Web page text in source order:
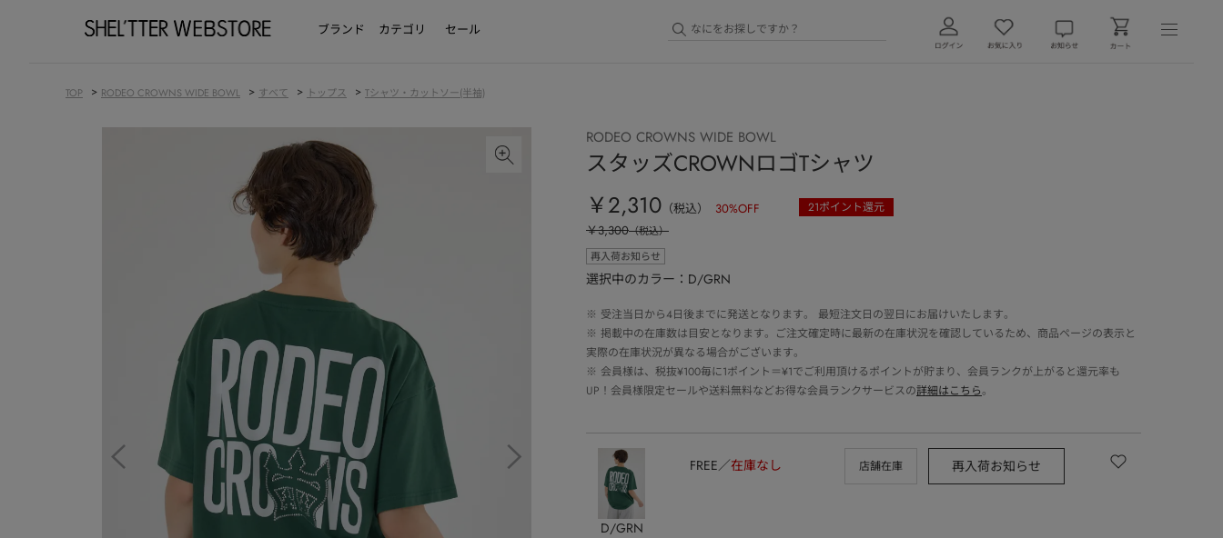
ブランド カテゴリ セール
TOP > RODEO CROWNS WIDE BOWL > すべて > トップス > Tシャツ・カットソー(半袖)
RODEO CROWNS WIDE BOWL
スタッズCROWNロゴTシャツ
￥2,310 （税込） 30%OFF 21ポイント還元
￥3,300（税込）
再入荷お知らせ
選択中のカラー：D/GRN
※ 受注当日から4日後までに発送となります。 最短注文日の翌日にお届けいたします。
※ 掲載中の在庫数は目安となります。ご注文確定時に最新の在庫状況を確認しているため、商品ページの表示と
実際の在庫状況が異なる場合がございます。
※ 会員様は、税抜¥100毎に1ポイント＝¥1でご利用頂けるポイントが貯まり、会員ランクが上がると還元率も
UP！会員様限定セールや送料無料などお得な会員ランクサービスの詳細はこちら。
D/GRN
FREE 在庫なし 店舗在庫 再入荷お知らせ